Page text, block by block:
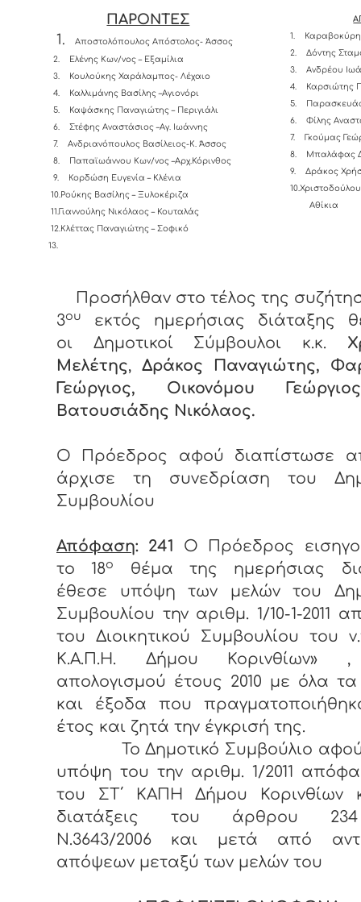
ΠΑΡΟΝΤΕΣ
1.
Αποστολόπουλος Απόστολος- Άσσος
2.
Ελένης Κων/νος – Εξαμίλια
3.
Κουλούκης Χαράλαμπος- Λέχαιο
4.
Καλλιμάνης Βασίλης –Αγιονόρι
5.
Καψάσκης Παναγιώτης – Περιγιάλι
6.
Στέφης Αναστάσιος –Αγ. Ιωάννης
7.
Ανδριανόπουλος Βασίλειος-K. Άσσος
8.
Παπαϊωάννου Κων/νος –Αρχ.Κόρινθος
9.
Κορδώση Ευγενία – Κλένια
10.Ρούκης Βασίλης – Ξυλοκέριζα
11.Γιαννούλης Νικόλαος – Κουταλάς
12.Κλέττας Παναγιώτης – Σοφικό
13.
1.
2.
Δόντης
3.
Ανδρέου
4.
Καρσιώτης
5.
6.
Φίλης
7.
Γκούμας
8.
Μπαλάφας
9.
Δράκος
Προσήλθαν στο τέλος της
3ου
εκτός ημερήσιας διάταξης
οι Δημοτικοί Σύμβουλοι κ.κ.
Μελέτης, Δράκος Παναγιώτης,
Γεώργιος, Οικονόμου
Βατουσιάδης Νικόλαος.
Ο Πρόεδρος αφού διαπίστωσε
άρχισε τη συνεδρίαση του
Συμβουλίου
Απόφαση: 241 Ο Πρόεδρος
το 18ο
θέμα της ημερήσιας
έθεσε υπόψη των μελών του
Συμβουλίου την αριθμ. 1/10-1-2011
του Διοικητικού Συμβουλίου του
Κ.Α.Π.Η. Δήμου Κορινθίων»
απολογισμού έτους 2010 με όλα
και έξοδα που
έτος και ζητά την έγκρισή της.
Το Δημοτικό Συμβούλιο αφού
υπόψη του την αριθμ. 1/2011
του ΣΤ΄ ΚΑΠΗ Δήμου Κορινθίων
διατάξεις του άρθρου
Ν.3643/2006 και μετά από
απόψεων μεταξύ των μελών του